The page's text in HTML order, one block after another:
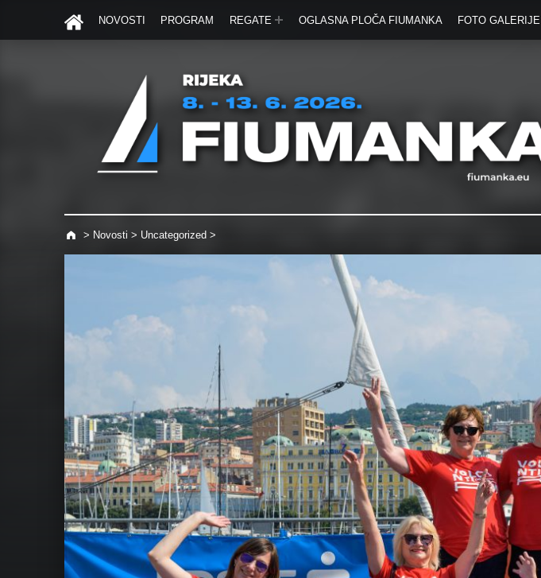
NOVOSTI PROGRAM REGATE OGLASNA PLOČA FIUMANKA FOTO GALERIJE
> Novosti > Uncategorized >